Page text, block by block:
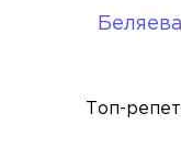
Топ-